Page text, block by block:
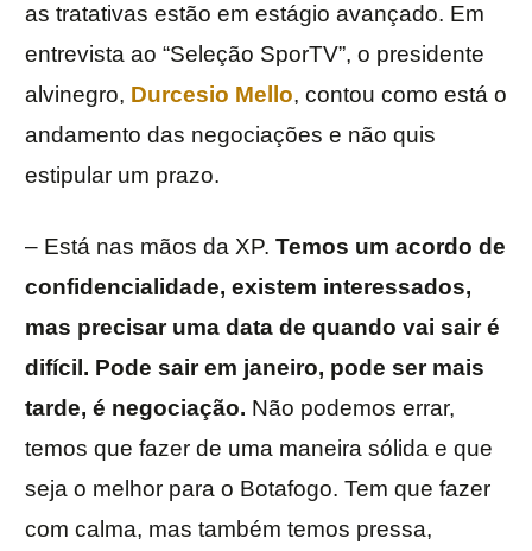
as tratativas estão em estágio avançado. Em
entrevista ao “Seleção SporTV”, o presidente
alvinegro, Durcesio Mello, contou como está o
andamento das negociações e não quis
estipular um prazo.
– Está nas mãos da XP. Temos um acordo de
confidencialidade, existem interessados,
mas precisar uma data de quando vai sair é
difícil. Pode sair em janeiro, pode ser mais
tarde, é negociação. Não podemos errar,
temos que fazer de uma maneira sólida e que
seja o melhor para o Botafogo. Tem que fazer
com calma, mas também temos pressa,